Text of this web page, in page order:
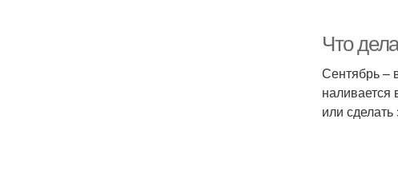
Что
Сентябрь –
или сделать